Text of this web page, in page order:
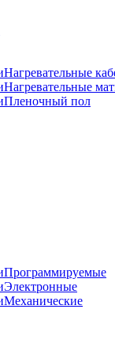
Нагревательные
Нагревательные
Пленочный пол
Программируемые
Электронные
Механические